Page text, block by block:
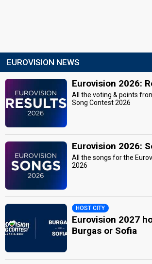
EUROVISION NEWS
Eurovision 2026:
All the voting & points
Song Contest 2026
Eurovision 2026:
All the songs for the
2026
HOST CITY
Eurovision 2027
Burgas or Sofia